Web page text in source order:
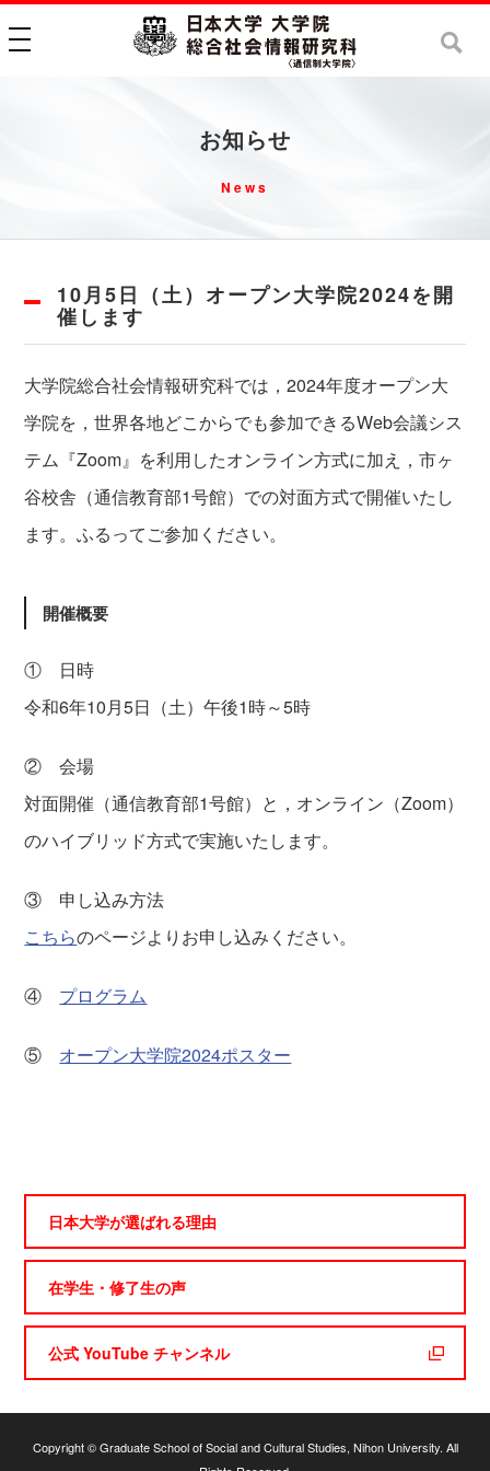
toggle navigation
お知らせ
News
10月5日（土）オープン大学院2024を開
催します
大学院総合社会情報研究科では，2024年度オープン大
学院を，世界各地どこからでも参加できるWeb会議シス
テム『Zoom』を利用したオンライン方式に加え，市ヶ
谷校舎（通信教育部1号館）での対面方式で開催いたし
ます。ふるってご参加ください。
開催概要
① 日時
令和6年10月5日（土）午後1時～5時
② 会場
対面開催（通信教育部1号館）と，オンライン（Zoom）
のハイブリッド方式で実施いたします。
③ 申し込み方法
こちらのページよりお申し込みください。
④ プログラム
⑤ オープン大学院2024ポスター
日本大学が選ばれる理由
在学生・修了生の声
公式 YouTube チャンネル
Copyright © Graduate School of Social and Cultural Studies, Nihon University. All